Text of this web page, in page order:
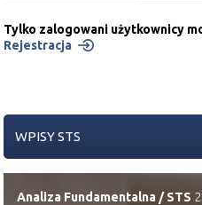
Tylko zalogowani użytkownicy
Rejestracja
WPISY STS
Analiza Fundamentalna /STS